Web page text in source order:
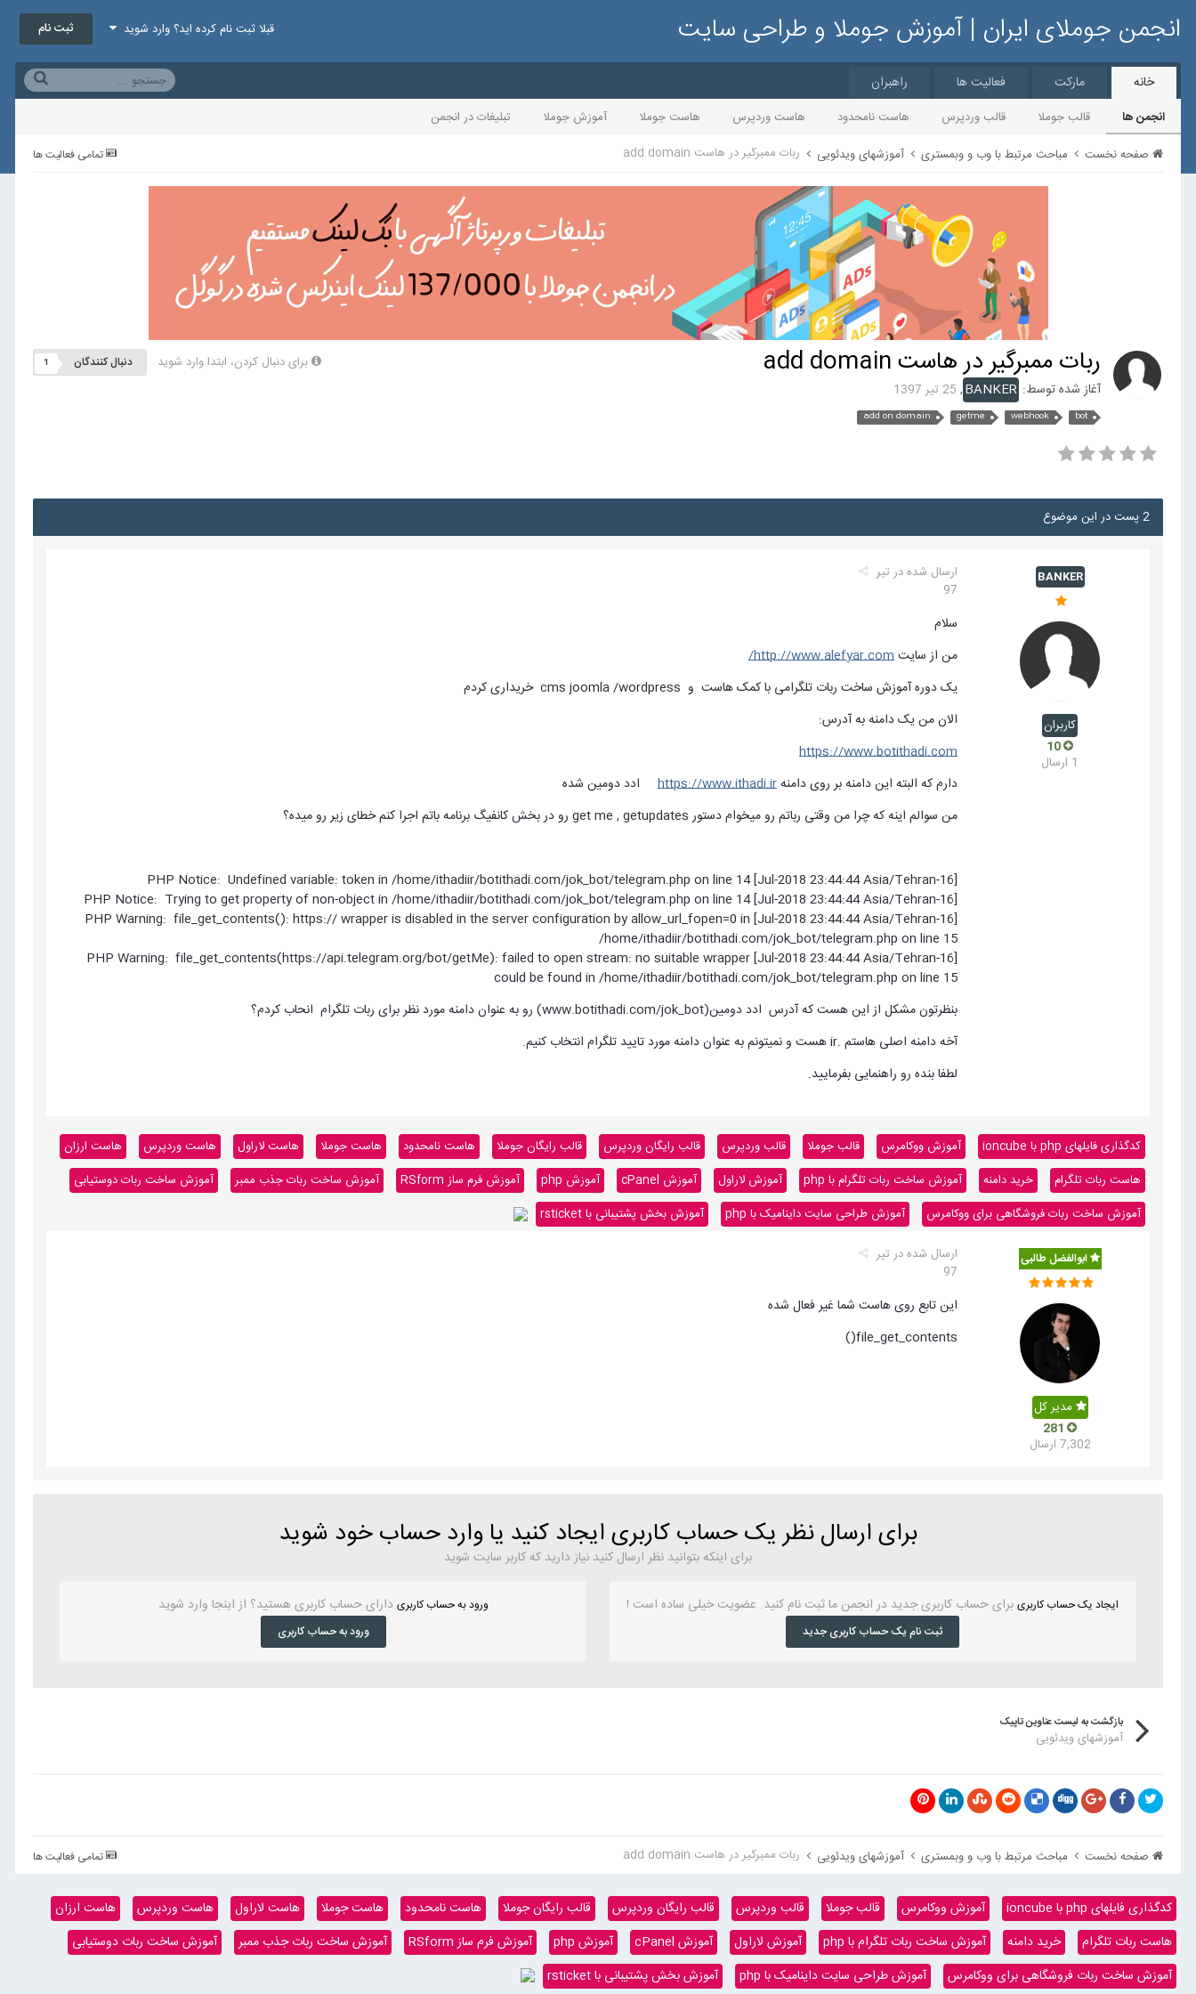
انجمن جوملای ایران | آموزش جوملا و طراحی سایت قبلا ثبت نام کرده اید؟ وارد شوید ثبت نام
خانه
انجمن ها قالب جوملا قالب وردپرس هاست نامحدود هاست وردپرس هاست جوملا آموزش جوملا تبلیغات در انجمن
مارکت فعالیت ها راهبران
تمامی فعالیت ها صفحه نخست مباحث مرتبط با وب و وبمستری آموزشهای ویدئویی ربات ممبرگیر در هاست add domain
برای دنبال کردن، ابتدا وارد شوید دنبال کنندگان 1 ربات ممبرگیر در هاست add domain
آغاز شده توسط: BANKER
, 25 تیر 1397
bot
webhook
getme
add on domain
2 پست در این موضوع
BANKER
کاربران
1 ارسال
ارسال شده در تیر
97
سلام
من از سایتhttp://www.alefyar.com/
یک دوره آموزش ساخت ربات تلگرامی با کمک هاست و cms joomla /wordpress خریداری کردم
الان من یک دامنه به آدرس:
https://www.botithadi.com
دارم که البته این دامنه بر روی دامنهhttps://www.ithadi.ir ادد دومین شده
من سوالم اینه که چرا من وقتی رباتم رو میخوام دستور get me , getupdates رو در بخش کانفیگ برنامه باتم اجرا کنم خطای زیر رو میده؟
[16-Jul-2018 23:44:44 Asia/Tehran] PHP Notice: Undefined variable: token in /home/ithadiir/botithadi.com/jok_bot/telegram.php on line 14
[16-Jul-2018 23:44:44 Asia/Tehran] PHP Notice: Trying to get property of non-object in /home/ithadiir/botithadi.com/jok_bot/telegram.php on line 14
[16-Jul-2018 23:44:44 Asia/Tehran] PHP Warning: file_get_contents(): https:// wrapper is disabled in the server configuration by allow_url_fopen=0 in
/home/ithadiir/botithadi.com/jok_bot/telegram.php on line 15
[16-Jul-2018 23:44:44 Asia/Tehran] PHP Warning: file_get_contents(https://api.telegram.org/bot/getMe): failed to open stream: no suitable wrapper
could be found in /home/ithadiir/botithadi.com/jok_bot/telegram.php on line 15
بنظرتون مشکل از این هست که آدرس ادد دومین(www.botithadi.com/jok_bot) رو به عنوان دامنه مورد نظر برای ربات تلگرام انحاب کردم؟
آخه دامنه اصلی هاستم .ir هست و نمیتونم به عنوان دامنه مورد تایید تلگرام انتخاب کنیم.
لطفا بنده رو راهنمایی بفرمایید.
کدگذاری فایلهای php با ioncube آموزش ووکامرس قالب جوملا قالب وردپرس قالب رایگان وردپرس قالب رایگان جوملا هاست نامحدود هاست جوملا هاست لاراول هاست وردپرس
هاست ارزان
هاست ربات تلگرام
خرید دامنه آموزش ساخت ربات تلگرام با php آموزش لاراول آموزش cPanel آموزش php آموزش فرم ساز RSform آموزش ساخت ربات جذب ممبر
آموزش ساخت ربات دوستیابی
آموزش ساخت ربات فروشگاهی برای ووکامرس
آموزش طراحی سایت داینامیک با php آموزش بخش پشتیبانی با rsticket
ابوالفضل طالبی
مدیر کل
7,302 ارسال
ارسال شده در تیر
97
این تابع روی هاست شما غیر فعال شده
file_get_contents()
برای ارسال نظر یک حساب کاربری ایجاد کنید یا وارد حساب خود شوید
برای اینکه بتوانید نظر ارسال کنید نیاز دارید که کاربر سایت شوید
ایجاد یک حساب کاربری برای حساب کاربری جدید در انجمن ما ثبت نام کنید. عضویت خیلی ساده است !
ثبت نام یک حساب کاربری جدید
ورود به حساب کاربری دارای حساب کاربری هستید؟ از اینجا وارد شوید
ورود به حساب کاربری
بازگشت به لیست عناوین تاپیک
آموزشهای ویدئویی
تمامی فعالیت ها صفحه نخست مباحث مرتبط با وب و وبمستری آموزشهای ویدئویی ربات ممبرگیر در هاست add domain
کدگذاری فایلهای php با ioncube آموزش ووکامرس قالب جوملا قالب وردپرس قالب رایگان وردپرس قالب رایگان جوملا هاست نامحدود هاست جوملا هاست لاراول هاست وردپرس
هاست ارزان
هاست ربات تلگرام
خرید دامنه آموزش ساخت ربات تلگرام با php آموزش لاراول آموزش cPanel آموزش php آموزش فرم ساز RSform آموزش ساخت ربات جذب ممبر
آموزش ساخت ربات دوستیابی
آموزش ساخت ربات فروشگاهی برای ووکامرس
آموزش طراحی سایت داینامیک با php آموزش بخش پشتیبانی با rsticket